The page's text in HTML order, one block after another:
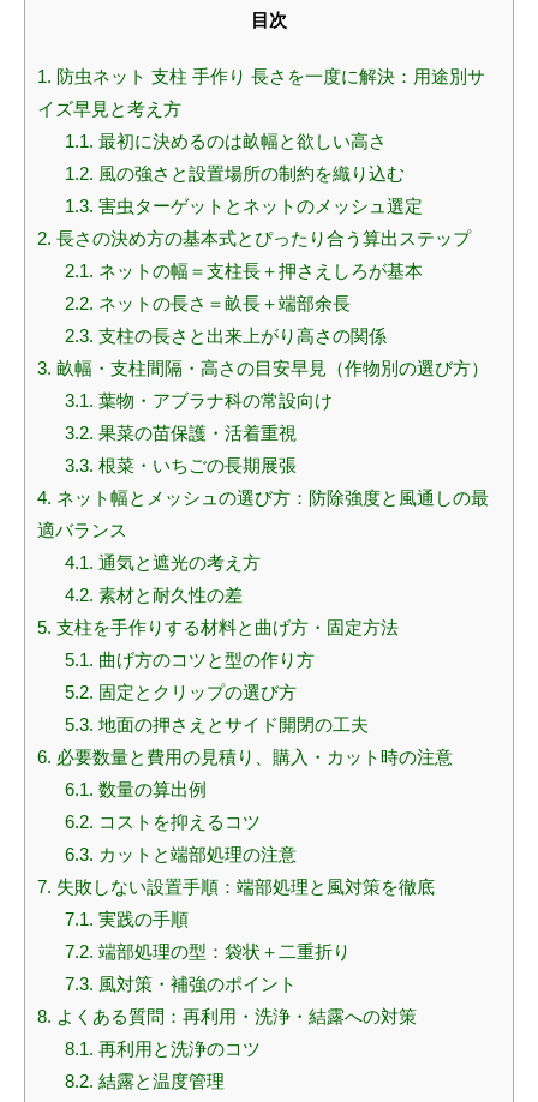
目次
1. 防虫ネット 支柱 手作り 長さを一度に解決：用途別サ
イズ早見と考え方
1.1. 最初に決めるのは畝幅と欲しい高さ
1.2. 風の強さと設置場所の制約を織り込む
1.3. 害虫ターゲットとネットのメッシュ選定
2. 長さの決め方の基本式とぴったり合う算出ステップ
2.1. ネットの幅＝支柱長＋押さえしろが基本
2.2. ネットの長さ＝畝長＋端部余長
2.3. 支柱の長さと出来上がり高さの関係
3. 畝幅・支柱間隔・高さの目安早見（作物別の選び方）
3.1. 葉物・アブラナ科の常設向け
3.2. 果菜の苗保護・活着重視
3.3. 根菜・いちごの長期展張
4. ネット幅とメッシュの選び方：防除強度と風通しの最
適バランス
4.1. 通気と遮光の考え方
4.2. 素材と耐久性の差
5. 支柱を手作りする材料と曲げ方・固定方法
5.1. 曲げ方のコツと型の作り方
5.2. 固定とクリップの選び方
5.3. 地面の押さえとサイド開閉の工夫
6. 必要数量と費用の見積り、購入・カット時の注意
6.1. 数量の算出例
6.2. コストを抑えるコツ
6.3. カットと端部処理の注意
7. 失敗しない設置手順：端部処理と風対策を徹底
7.1. 実践の手順
7.2. 端部処理の型：袋状＋二重折り
7.3. 風対策・補強のポイント
8. よくある質問：再利用・洗浄・結露への対策
8.1. 再利用と洗浄のコツ
8.2. 結露と温度管理